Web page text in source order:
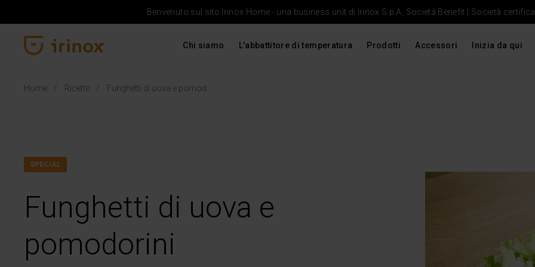
Benvenuto sul sito Irinox Home - una business unit di Irinox S.p.A, Società Benefit | Società
Chi siamo L'abbattitore di temperatura Prodotti Accessori Inizia da qui
Home Ricette
SPECIAL
Funghetti di uova e
pomodorini